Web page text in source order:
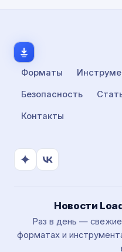
Форматы
Безопасность
Контакты
Новости
Раз в день —
форматах и